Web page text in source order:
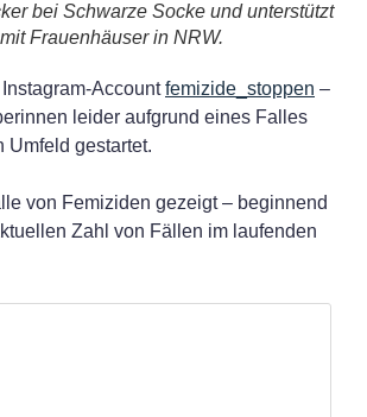
bei Schwarze Socke und unterstützt
Frauenhäuser in NRW.
Accountfemizide_stoppen –
leider aufgrund eines Falles
Umfeld gestartet.
von Femiziden gezeigt – beginnend
Zahl von Fällen im laufenden